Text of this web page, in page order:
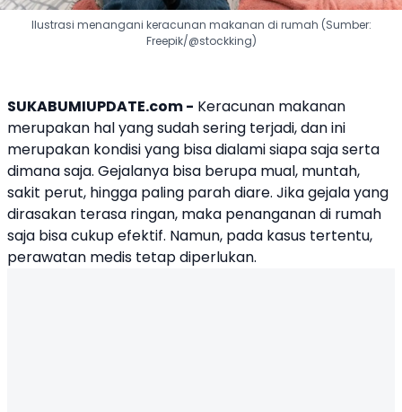
Ilustrasi menangani keracunan makanan di rumah (Sumber:
Freepik/@stockking)
SUKABUMIUPDATE.com - Keracunan makanan
merupakan hal yang sudah sering terjadi, dan ini
merupakan kondisi yang bisa dialami siapa saja serta
dimana saja. Gejalanya bisa berupa mual, muntah,
sakit perut, hingga paling parah diare. Jika gejala yang
dirasakan terasa ringan, maka penanganan di rumah
saja bisa cukup efektif. Namun, pada kasus tertentu,
perawatan medis tetap diperlukan.